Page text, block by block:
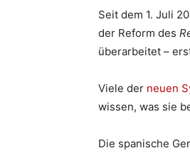
Seit dem 1. Juli
der Reform des
überarbeitet –
Viele der neuen
wissen, was sie
Die spanische